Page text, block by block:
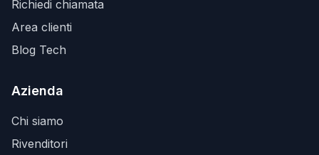
Richiedi chiamata
Area clienti
Blog Tech
Azienda
Chi siamo
Rivenditori